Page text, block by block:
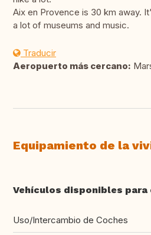
Aix en Provence is 30 km away.
a lot of museums and music.
Traducir
Aeropuerto más cercano:
Equipamiento de la
Vehículos disponibles
Uso/Intercambio de Coches